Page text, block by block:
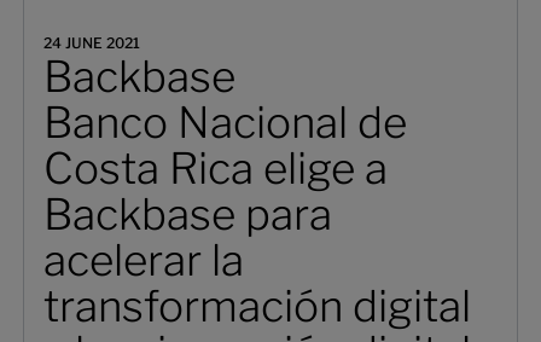
24 JUNE 2021
Backbase
Banco Nacional de
Costa Rica elige a
Backbase para
acelerar la
transformación digital